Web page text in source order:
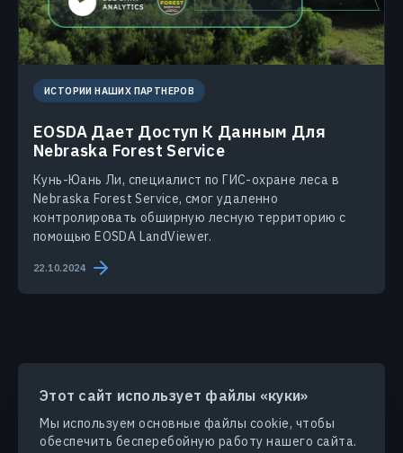
Этот сайт использует файлы «куки»
Мы используем основные файлы cookie, чтобы
обеспечить бесперебойную работу нашего сайта.
ИСТОРИИ НАШИХ ПАРТНЕРОВ
EOSDA Дает Доступ К Данным Для
Nebraska Forest Service
Кунь-Юань Ли, специалист по ГИС-охране леса в
Nebraska Forest Service, смог удаленно
контролировать обширную лесную территорию с
помощью EOSDA LandViewer.
22.10.2024
ПРОДУКТЫ И РЕШЕНИЯ